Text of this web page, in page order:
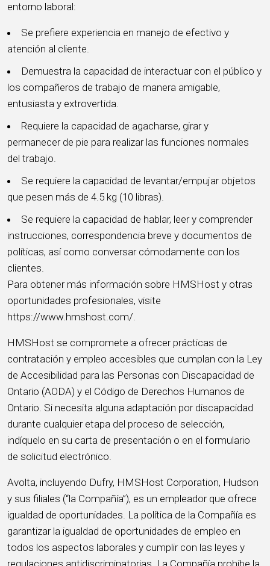
entorno laboral:
Se prefiere experiencia en manejo de efectivo y
atención al cliente.
Demuestra la capacidad de interactuar con el público y
los compañeros de trabajo de manera amigable,
entusiasta y extrovertida.
Requiere la capacidad de agacharse, girar y
permanecer de pie para realizar las funciones normales
del trabajo.
Se requiere la capacidad de levantar/empujar objetos
que pesen más de 4.5 kg (10 libras).
Se requiere la capacidad de hablar, leer y comprender
instrucciones, correspondencia breve y documentos de
políticas, así como conversar cómodamente con los
clientes.
Para obtener más información sobre HMSHost y otras
oportunidades profesionales, visite
https://www.hmshost.com/.
HMSHost se compromete a ofrecer prácticas de
contratación y empleo accesibles que cumplan con la Ley
de Accesibilidad para las Personas con Discapacidad de
Ontario (AODA) y el Código de Derechos Humanos de
Ontario. Si necesita alguna adaptación por discapacidad
durante cualquier etapa del proceso de selección,
indíquelo en su carta de presentación o en el formulario
de solicitud electrónico.
Avolta, incluyendo Dufry, HMSHost Corporation, Hudson
y sus filiales (“la Compañía”), es un empleador que ofrece
igualdad de oportunidades. La política de la Compañía es
garantizar la igualdad de oportunidades de empleo en
todos los aspectos laborales y cumplir con las leyes y